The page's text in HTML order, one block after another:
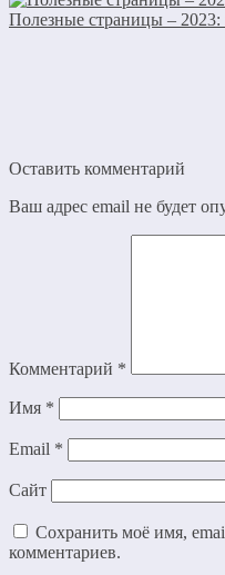
Полезные страницы – 2023:
Оставить комментарий
Ваш адрес email не будет
Комментарий *
Имя *
Email *
Сайт
Сохранить моё имя,
комментариев.